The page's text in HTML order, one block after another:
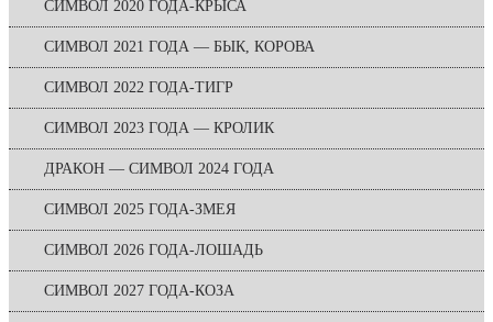
СИМВОЛ 2020 ГОДА-КРЫСА
СИМВОЛ 2021 ГОДА — БЫК, КОРОВА
СИМВОЛ 2022 ГОДА-ТИГР
СИМВОЛ 2023 ГОДА — КРОЛИК
ДРАКОН — СИМВОЛ 2024 ГОДА
СИМВОЛ 2025 ГОДА-ЗМЕЯ
СИМВОЛ 2026 ГОДА-ЛОШАДЬ
СИМВОЛ 2027 ГОДА-КОЗА